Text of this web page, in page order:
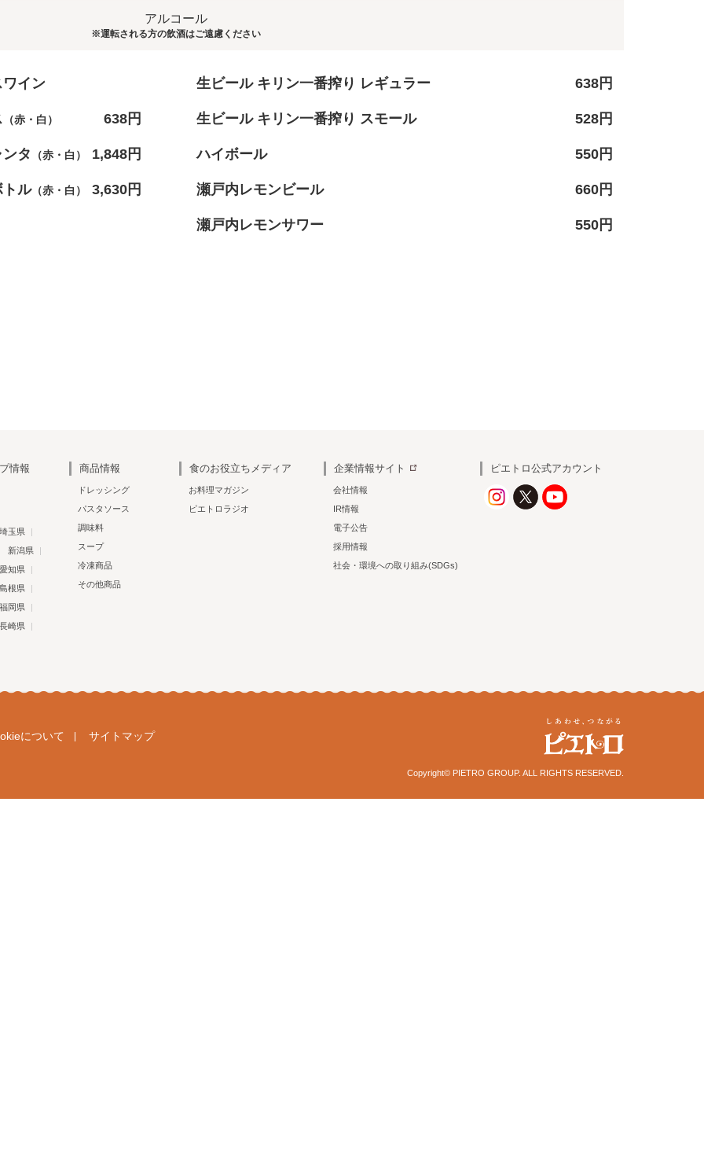
アルコール
※運転される方の飲酒はご遠慮ください
イン
（赤・白） 638円
タ （赤・白） 1,848円
トル（赤・白） 3,630円
生ビール キリン一番搾り レギュラー 638円
生ビール キリン一番搾り スモール 528円
ハイボール 550円
瀬戸内レモンビール 660円
瀬戸内レモンサワー 550円
情報
埼玉県
新潟県
愛知県
島根県
福岡県
長崎県
商品情報
ドレッシング
パスタソース
調味料
スープ
冷凍商品
その他商品
食のお役立ちメディア
お料理マガジン
ピエトロラジオ
企業情報サイト
会社情報
IR情報
電子公告
採用情報
社会・環境への取り組み(SDGs)
ピエトロ公式アカウント
について サイトマップ
Copyright© PIETRO GROUP. ALL RIGHTS RESERVED.